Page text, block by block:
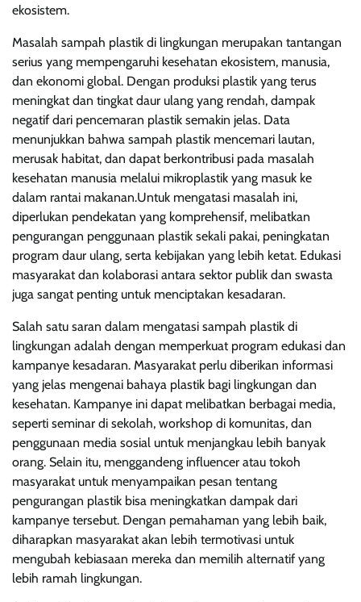
ekosistem.
Masalah sampah plastik di lingkungan merupakan tantangan
serius yang mempengaruhi kesehatan ekosistem, manusia,
dan ekonomi global. Dengan produksi plastik yang terus
meningkat dan tingkat daur ulang yang rendah, dampak
negatif dari pencemaran plastik semakin jelas. Data
menunjukkan bahwa sampah plastik mencemari lautan,
merusak habitat, dan dapat berkontribusi pada masalah
kesehatan manusia melalui mikroplastik yang masuk ke
dalam rantai makanan.Untuk mengatasi masalah ini,
diperlukan pendekatan yang komprehensif, melibatkan
pengurangan penggunaan plastik sekali pakai, peningkatan
program daur ulang, serta kebijakan yang lebih ketat. Edukasi
masyarakat dan kolaborasi antara sektor publik dan swasta
juga sangat penting untuk menciptakan kesadaran.
Salah satu saran dalam mengatasi sampah plastik di
lingkungan adalah dengan memperkuat program edukasi dan
kampanye kesadaran. Masyarakat perlu diberikan informasi
yang jelas mengenai bahaya plastik bagi lingkungan dan
kesehatan. Kampanye ini dapat melibatkan berbagai media,
seperti seminar di sekolah, workshop di komunitas, dan
penggunaan media sosial untuk menjangkau lebih banyak
orang. Selain itu, menggandeng influencer atau tokoh
masyarakat untuk menyampaikan pesan tentang
pengurangan plastik bisa meningkatkan dampak dari
kampanye tersebut. Dengan pemahaman yang lebih baik,
diharapkan masyarakat akan lebih termotivasi untuk
mengubah kebiasaan mereka dan memilih alternatif yang
lebih ramah lingkungan.